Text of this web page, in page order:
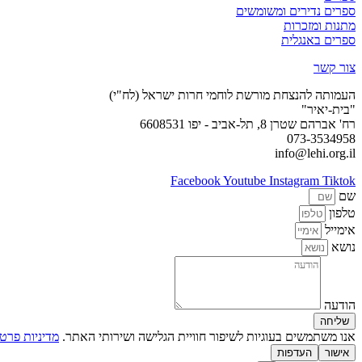
ספרים נדירים ומשומשים
מתנות ומזכרות
ספרים באנגלית
צור קשר
העמותה להנצחת מורשת לוחמי חרות ישראל (לח"י)
"בית-יאיר"
רח' אברהם שטרן 8, תל-אביב - יפו 6608531
073-3534958
info@lehi.org.il
FacebookYoutube Instagram Tiktok
שם
טלפון
אימייל
נושא
הודעה
שליחה
אנו משתמשים בעוגיות לשיפור חוויית הגלישה ושירותי האתר. מדיניות
אישור העדפות